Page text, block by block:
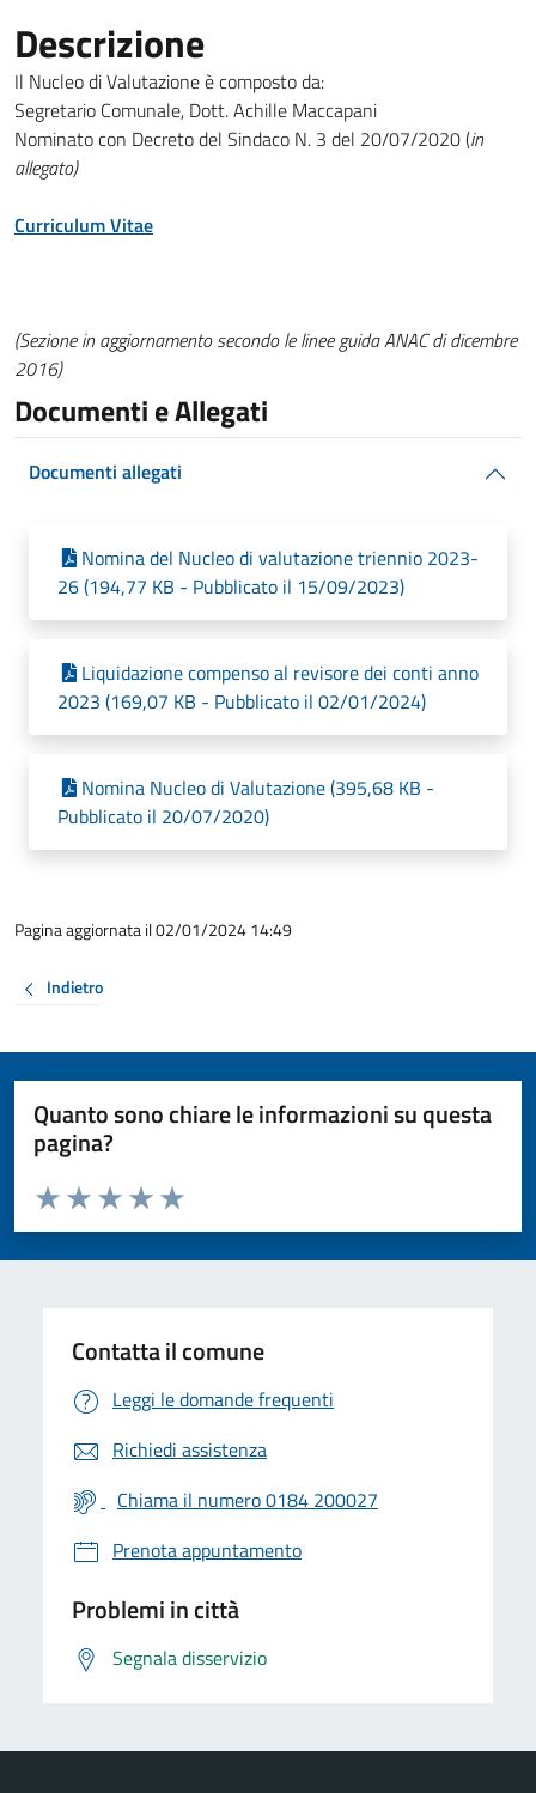
Descrizione
Il Nucleo di Valutazione è composto da:
Segretario Comunale, Dott. Achille Maccapani
Nominato con Decreto del Sindaco N. 3 del 20/07/2020 (in
allegato)
Curriculum Vitae
(Sezione in aggiornamento secondo le linee guida ANAC di dicembre
2016)
Documenti e Allegati
Documenti allegati
Nomina del Nucleo di valutazione triennio 2023-
26 (194,77 KB - Pubblicato il 15/09/2023)
Liquidazione compenso al revisore dei conti anno
2023 (169,07 KB - Pubblicato il 02/01/2024)
Nomina Nucleo di Valutazione (395,68 KB -
Pubblicato il 20/07/2020)
Pagina aggiornata il 02/01/2024 14:49
Indietro
Quanto sono chiare le informazioni su questa
pagina?
Valuta da 1 a 5 stelle la pagina
Valuta 5 stelle su 5
Valuta 4 stelle su 5
Valuta 3 stelle su 5
Valuta 2 stelle su 5
Valuta 1 stelle su 5
Contatta il comune
Leggi le domande frequenti
Richiedi assistenza
Chiama il numero 0184 200027
Prenota appuntamento
Problemi in città
Segnala disservizio